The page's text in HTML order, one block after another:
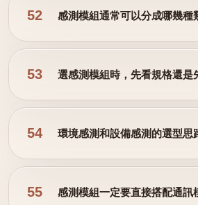
52 感測模組通常可以分成哪幾種
53 選感測模組時，先看規格還是
54 環境感測和設備感測的選型思
55 感測模組一定要直接搭配通訊